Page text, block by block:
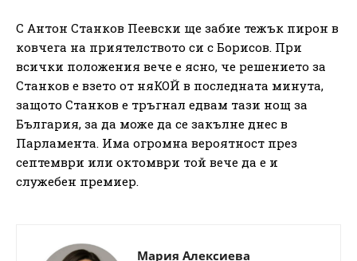
С Антон Станков Пеевски ще забие тежък пирон в
ковчега на приятелството си с Борисов. При
всички положения вече е ясно, че решението за
Станков е взето от няКОЙ в последната минута,
защото Станков е тръгнал едвам тази нощ за
България, за да може да се закълне днес в
Парламента. Има огромна вероятност през
септември или октомври той вече да е и
служебен премиер.
Мария Алексиева